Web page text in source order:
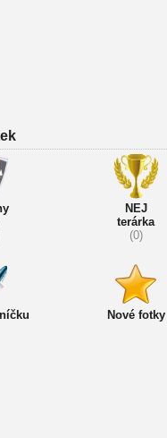
NEJ
terárka
(0)
Nové fotky